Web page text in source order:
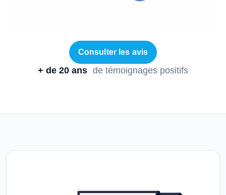
Consulter les avis
+ de 20 ans de témoignages positifs